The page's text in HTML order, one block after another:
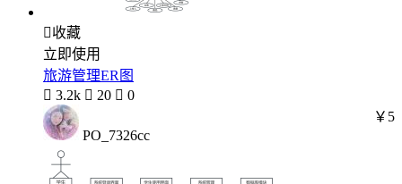
收藏
立即使用
旅游管理ER图
 3.2k  20  0
PO_7326cc
￥5